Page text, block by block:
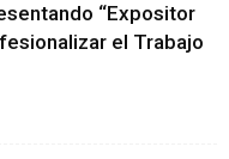
“Expositor
el Trabajo